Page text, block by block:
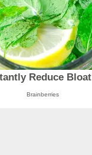
Reduce Bloat
Brainberries